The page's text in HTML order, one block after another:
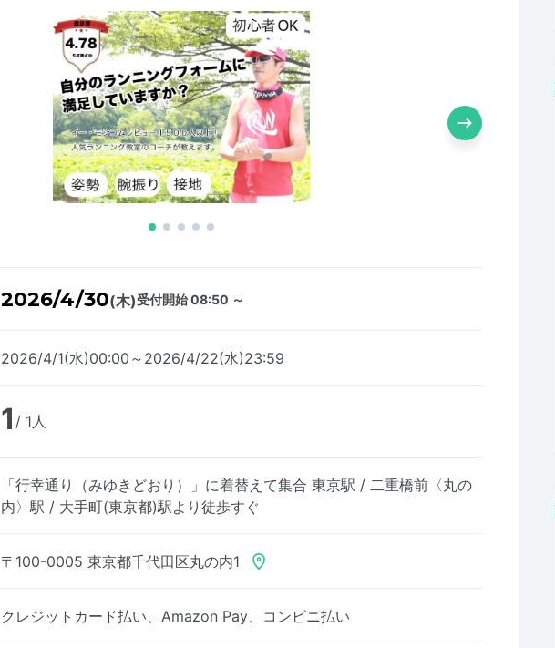
2026/4/30(木)受付開始 08:50 ～
2026/4/1(水)00:00～2026/4/22(水)23:59
1 / 1人
「行幸通り（みゆきどおり）」に着替えて集合 東京駅 / 二重橋前〈丸の
内〉駅 / 大手町(東京都)駅より徒歩すぐ
〒100-0005 東京都千代田区丸の内1
クレジットカード払い、Amazon Pay、コンビニ払い